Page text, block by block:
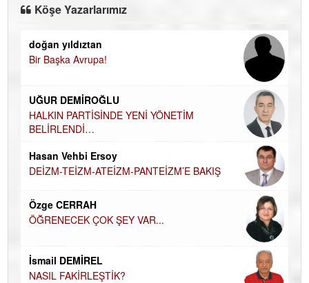
Köşe Yazarlarımız
doğan yıldıztan
Bir Başka Avrupa!
UĞUR DEMİROĞLU
HALKIN PARTİSİNDE YENİ YÖNETİM
BELİRLENDİ…
Hasan Vehbi Ersoy
DEİZM-TEİZM-ATEİZM-PANTEİZM’E BAKIŞ
Özge CERRAH
ÖĞRENECEK ÇOK ŞEY VAR...
İsmail DEMİREL
NASIL FAKİRLEŞTİK?